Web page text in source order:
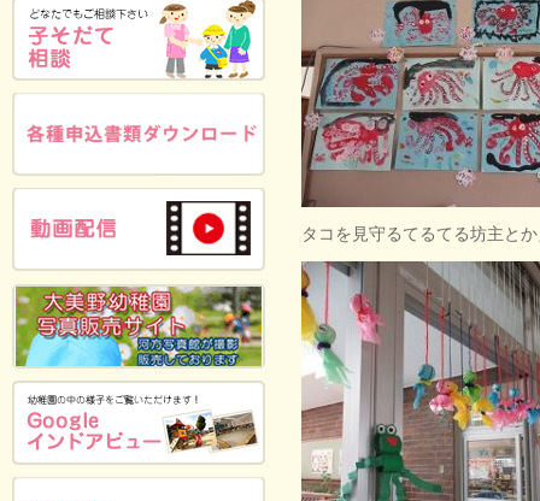
タコを見守るてるてる坊主と